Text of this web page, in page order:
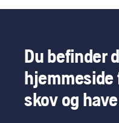
på én
trimmer
savE-
funktionen
til og fra.
bringer
batterier
helt nyt
niveau",
siger
Du befinder
hjemmeside
skov og have